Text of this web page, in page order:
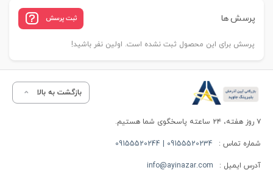
پرسش ها ثبت پرسش
پرسش برای این محصول ثبت نشده است. اولین نفر باشید!
بازگشت به بالا
۷ روز هفته، ۲۴ ساعته پاسخگوی شما هستیم.
شماره تماس : 09155520234 | 09155520244
آدرس ایمیل : info@ayinazar.com